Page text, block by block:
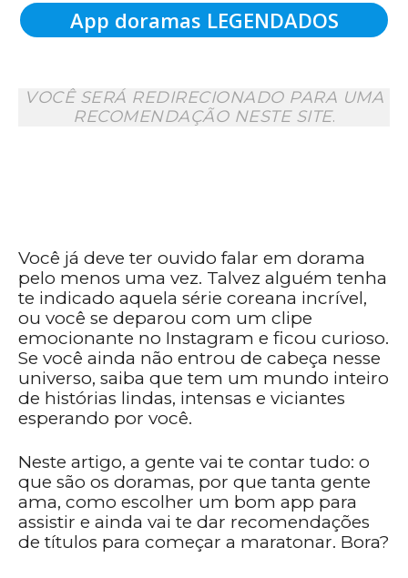
App doramas LEGENDADOS
VOCÊ SERÁ REDIRECIONADO PARA UMA
RECOMENDAÇÃO NESTE SITE.
Você já deve ter ouvido falar em dorama
pelo menos uma vez. Talvez alguém tenha
te indicado aquela série coreana incrível,
ou você se deparou com um clipe
emocionante no Instagram e ficou curioso.
Se você ainda não entrou de cabeça nesse
universo, saiba que tem um mundo inteiro
de histórias lindas, intensas e viciantes
esperando por você.
Neste artigo, a gente vai te contar tudo: o
que são os doramas, por que tanta gente
ama, como escolher um bom app para
assistir e ainda vai te dar recomendações
de títulos para começar a maratonar. Bora?